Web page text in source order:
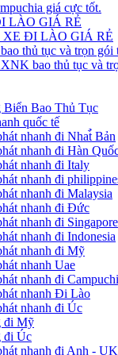
giá cực tốt.
LÀO GIÁ RẺ
XE ĐI LÀO GIÁ RẺ
thủ tục và trọn gói
bao thủ tục và
Bao Thủ Tục
quốc tế
nhanh đi Nhat̉̀ Bản
nhanh đi Hàn
nhanh đi Italy
nhanh đi
nhanh đi Malaysia
nhanh đi Đức
nhanh đi Singapore
nhanh đi Indonesia
nhanh đi Mỹ
nhanh Uae
nhanh đi
nhanh Đi Lào
nhanh đi Úc
đi Mỹ
đi Úc
nhanh đi Anh - UK